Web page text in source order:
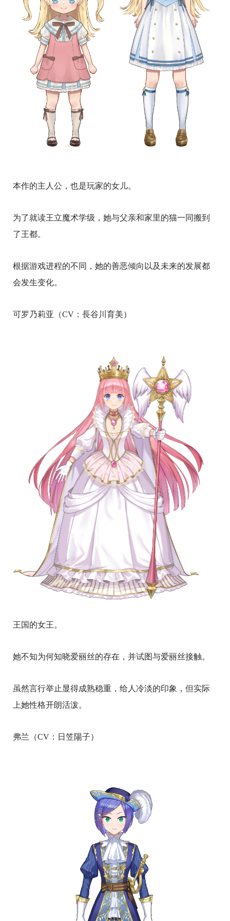
本作的主人公，也是玩家的女儿。
为了就读王立魔术学级，她与父亲和家里的猫一同搬到
了王都。
根据游戏进程的不同，她的善恶倾向以及未来的发展都
会发生变化。
可罗乃莉亚（CV：長谷川育美）
王国的女王。
她不知为何知晓爱丽丝的存在，并试图与爱丽丝接触。
虽然言行举止显得成熟稳重，给人冷淡的印象，但实际
上她性格开朗活泼。
弗兰（CV：日笠陽子）